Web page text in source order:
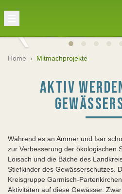
Home › Mitmachprojekte
AKTIV
Während es an Ammer und Isar
zur Verbesserung der ökologischen
Loisach und die Bäche des
Stiefkinder des Gewässerschutzes.
Kreisgruppe Garmisch-
Aktivitäten auf diese Gewässer.